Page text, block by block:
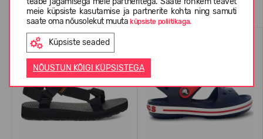
meie küpsiste kasutamise ja partnerite kohta ning samuti
saate oma nõusolekut muutaküpsiste poliitikaga.
Küpsiste seaded
NÕUSTUN KÕIGI KÜPSISTEGA
ENIMMÜÜDUD